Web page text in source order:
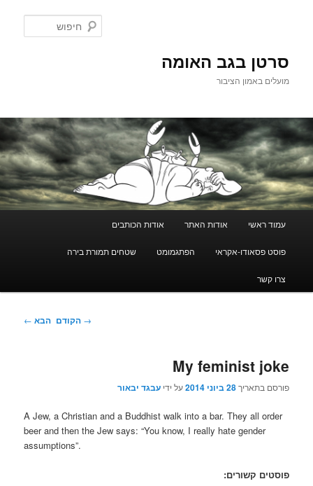
סרטן בגב האומה
מועלים באמון הציבור
עמוד ראשי אודות האתר אודות הכותבים
פוסט פסאודו-אקראי הפתגמומט שטחים תמורת בירה
צרו קשר
ניווט
→ הקודם הבא ←
My feminist joke
פורסם בתאריך28 ביוני 2014 על ידיעבגד יבאור
A Jew, a Christian and a Buddhist walk into a bar. They all order
beer and then the Jew says: “You know, I really hate gender
assumptions”.
פוסטים קשורים: